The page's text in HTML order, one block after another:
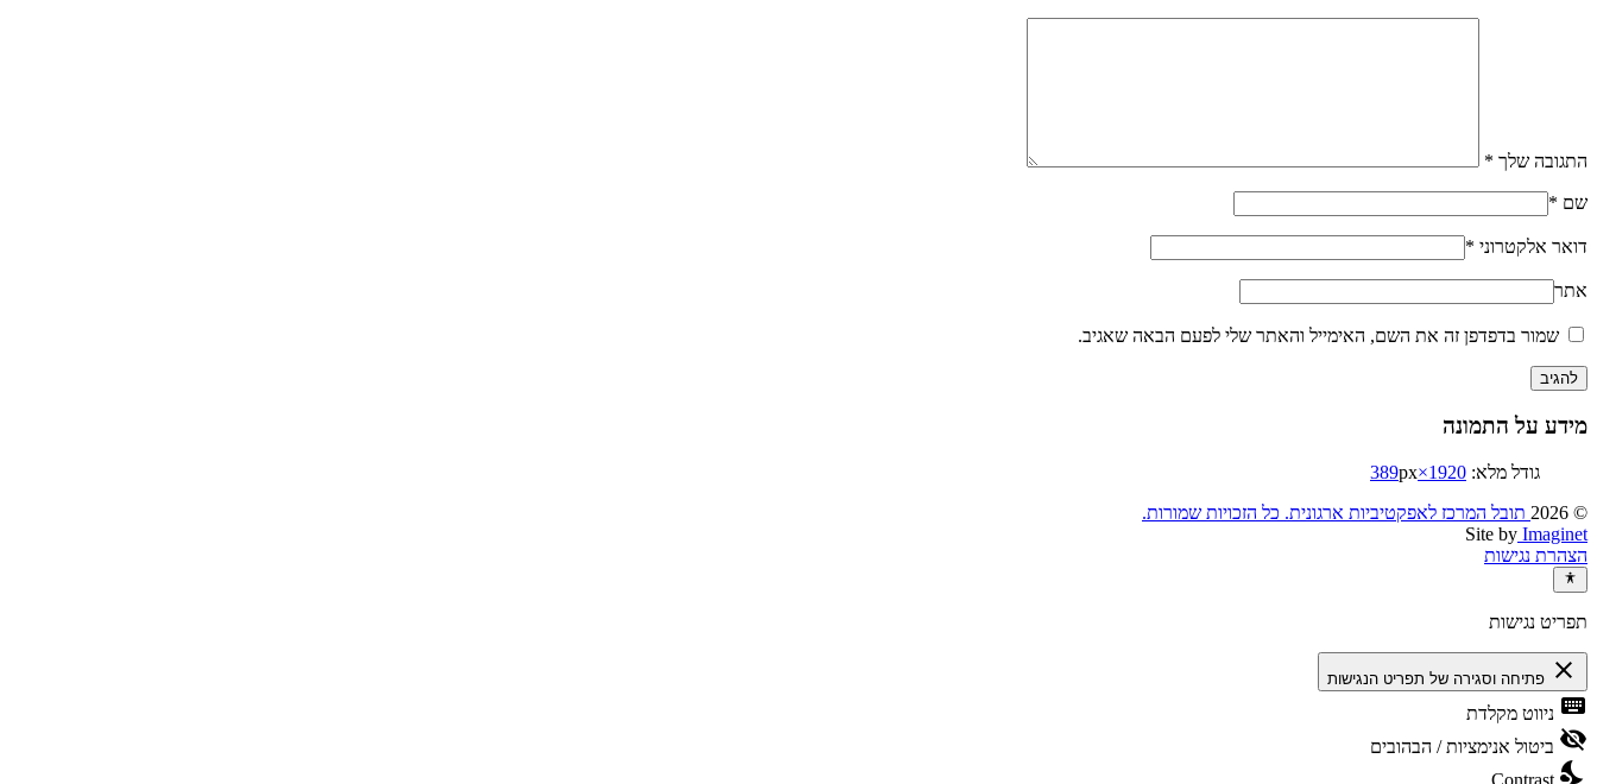
התגובה שלך *
שם *
דואר אלקטרוני *
אתר
שמור בדפדפן זה את השם, האימייל והאתר שלי לפעם הבאה שאגיב.
מידע על התמונה
גודל מלא: 1920×389
px
© 2026
תובל המרכז לאפקטיביות ארגונית. כל הזכויות שמורות.‏
Site by Imaginet
הצהרת נגישות
תפריט נגישות
close פתיחה וסגירה של תפריט הנגישות
keyboard ניווט מקלדת
visibility_off ביטול אנימציות / הבהובים
nights_stay
Contrast